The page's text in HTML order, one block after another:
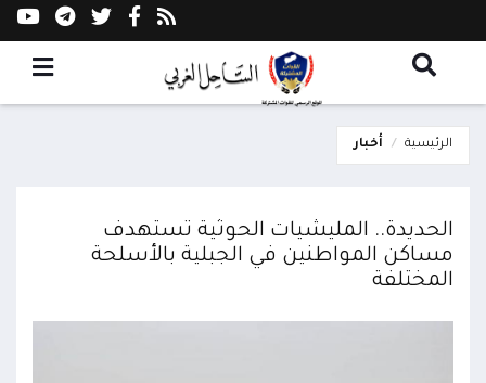
الرئيسية أخبار
الحديدة.. المليشيات الحوثية تستهدف
مساكن المواطنين في الجبلية بالأسلحة
المختلفة